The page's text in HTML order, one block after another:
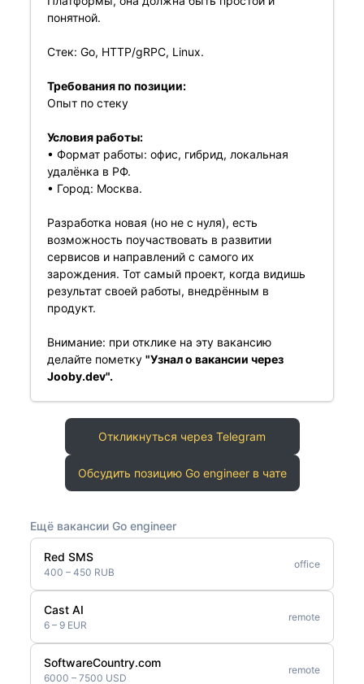
понятной.
Стек: Go, HTTP/gRPC, Linux.
Требования по позиции:
Опыт по стеку
Условия работы:
• Формат работы: офис, гибрид, локальная
удалёнка в РФ.
• Город: Москва.
Разработка новая (но не с нуля), есть
возможность поучаствовать в развитии
сервисов и направлений с самого их
зарождения. Тот самый проект, когда видишь
результат своей работы, внедрённым в
продукт.
Внимание: при отклике на эту вакансию
делайте пометку "Узнал о вакансии через
Jooby.dev".
Откликнуться через Telegram
Обсудить позицию Go engineer в чате
Ещё вакансии Go engineer
Red SMS
400 – 450 RUB
office
Cast AI
6 – 9 EUR
remote
SoftwareCountry.com
6000 – 7500 USD
remote